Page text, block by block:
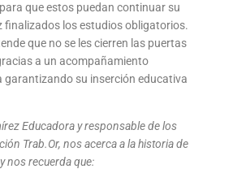
que estos puedan continuar su
finalizados los estudios obligatorios.
que no se les cierren las puertas
a un acompañamiento
garantizando su inserción educativa
Educadora y responsable de los
Trab.Or, nos acerca a la historia de
nos recuerda que: